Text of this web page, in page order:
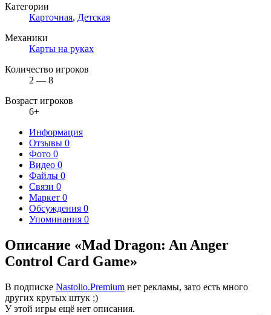
Категории
Карточная, Детская
Механики
Карты на руках
Количество игроков
2 — 8
Возраст игроков
6+
Информация
Отзывы 0
Фото 0
Видео 0
Файлы 0
Связи 0
Маркет 0
Обсуждения 0
Упоминания 0
Описание «Mad Dragon: An Anger
Control Card Game»
В подписке Nastolio.Premium нет рекламы, зато есть много
других крутых штук ;)
У этой игры ещё нет описания.